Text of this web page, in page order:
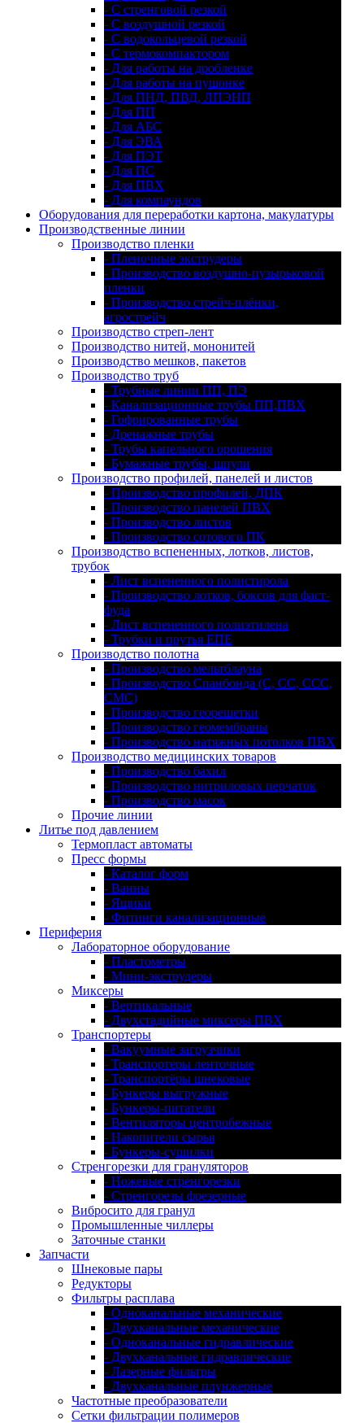
- С стренговой резкой
- С воздушной резкой
- С водокольцевой резкой
- С термокомпактором
- Для работы на дробленке
- Для работы на пушонке
- Для ПНД, ПВД, ЛПЭНП
- Для ПП
- Для АБС
- Для ЭВА
- Для ПЭТ
- Для ПС
- Для ПВХ
- Для компаундов
Оборудования для переработки картона, макулатуры
Производственные линии
Производство пленки
- Пленочные экструдеры
- Производство воздушно-пузырьковой
пленки
- Производство стрейч-плёнки,
агрострейч
Производство стреп-лент
Производство нитей, мононитей
Производство мешков, пакетов
Производство труб
- Трубные линии ПП, ПЭ
- Канализационные трубы ПП,ПВХ
- Гофрированные трубы
- Дренажные трубы
- Трубы капельного орошения
- Бумажные трубы, шпули
Производство профилей, панелей и листов
- Производство профилей, ДПК
- Производство панелей ПВХ
- Производство листов
- Производство сотового ПК
Производство вспененных, лотков, листов,
трубок
- Лист вспененного полистирола
- Производство лотков, боксов для фаст-
фуда
- Лист вспененного полиэтилена
- Трубки и прутья ЕПЕ
Производство полотна
- Производство мельтблауна
- Производство Спанбонда (С, СС, ССС,
СМС)
- Производство георешетки
- Производство геомембраны
- Производство натяжных потолков ПВХ
Производство медицинских товаров
- Производство бахил
- Производство нитриловых перчаток
- Производство масок
Прочие линии
Литье под давлением
Термопласт автоматы
Пресс формы
- Каталог форм
- Ванны
- Ящики
- Фитинги канализационные
Периферия
Лабораторное оборудование
- Пластометры
- Мини-экструдеры
Миксеры
- Вертикальные
- Двухстадийные миксеры ПВХ
Транспортеры
- Вакуумные загрузчики
- Транспортеры ленточные
- Транспортёры шнековые
- Бункеры выгружные
- Бункеры-питатели
- Вентиляторы центробежные
- Накопители сырья
- Бункеры-сушилки
Стренгорезки для грануляторов
- Ножевые стренгорезки
- Стренгорезы фрезерные
Вибросито для гранул
Промышленные чиллеры
Заточные станки
Запчасти
Шнековые пары
Редукторы
Фильтры расплава
- Одноканальные механические
- Двухканальные механические
- Одноканальные гидравлические
- Двухканальные гидравлические
- Лазерные фильтры
- Двухканальные плунжерные
Частотные преобразователи
Сетки фильтрации полимеров